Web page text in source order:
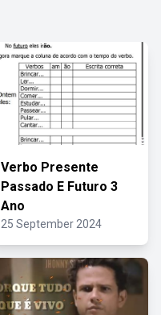
Verbo Presente
Passado E Futuro 3
Ano
25 September 2024